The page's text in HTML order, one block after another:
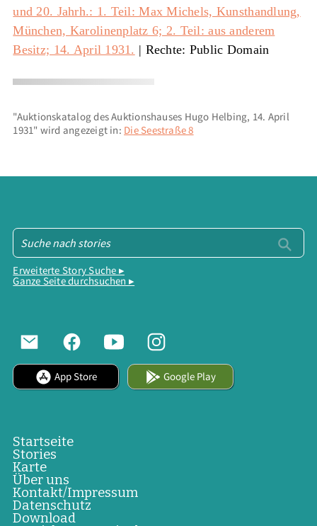
und 20. Jahrh.: 1. Teil: Max Michels, Kunsthandlung,
München, Karolinenplatz 6; 2. Teil: aus anderem
Besitz; 14. April 1931. | Rechte: Public Domain
"Auktionskatalog des Auktionshauses Hugo Helbing, 14. April
1931" wird angezeigt in: Die Seestraße 8
Erweiterte Story Suche ▸
Ganze Seite durchsuchen ▸
App Store Google Play
Startseite
Stories
Karte
Über uns
Kontakt/Impressum
Datenschutz
Download